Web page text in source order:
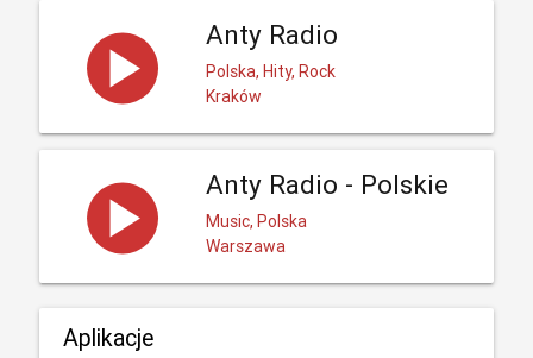
Anty Radio
Polska, Hity, Rock
Kraków
Anty Radio - Polskie
Music, Polska
Warszawa
Aplikacje